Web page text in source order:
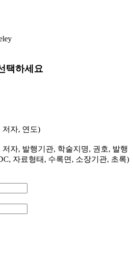
택하세요
저자, 연도)
자, 발행기관, 학술지명, 권호, 발행
자료형태, 수록면, 소장기관, 초록)